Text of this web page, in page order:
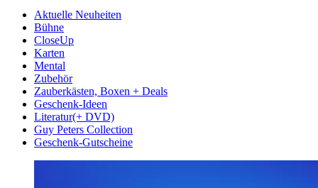
Aktuelle Neuheiten
Bühne
CloseUp
Karten
Mental
Zubehör
Zauberkästen, Boxen + Deals
Geschenk-Ideen
Literatur(+ DVD)
Guy Peters Collection
Geschenk-Gutscheine